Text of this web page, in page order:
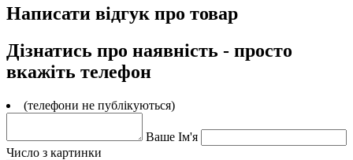
Написати відгук про товар
Дізнатись про наявність - просто
вкажіть телефон
(телефони не публікуються)
Ваше Ім'я
Число з картинки